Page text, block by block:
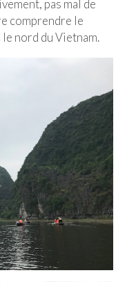
pas mal de
comprendre le
nord du Vietnam.